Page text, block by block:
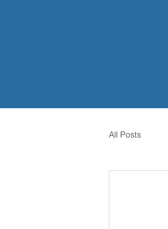
All Posts